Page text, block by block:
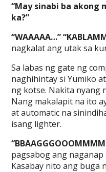
“May sinabi ba akong
ka?”
“WAAAAA…”
nagkalat ang utak sa
Sa labas ng gate ng
naghihintay si Yumiko
ng kotse. Nakita nyang
Nang makalapit na ito
at automatic na
isang lighter.
pagsabog ang
Kasabay nito ang buga